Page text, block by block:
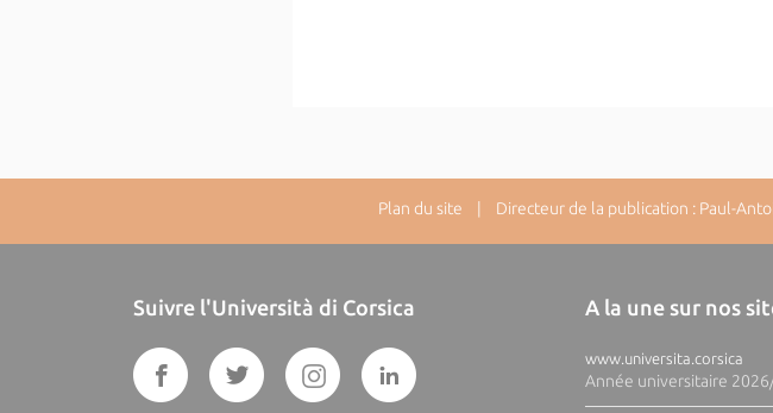
Plan du site | Directeur de la publication : Paul-
Suivre l'Università di Corsica A la une sur nos
www.universita.corsica
Année universitaire